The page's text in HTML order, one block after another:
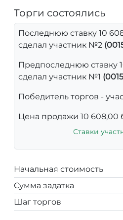
Торги состоялись
Последнюю ставку 10
сделал участник №2
Предпоследнюю ставку
сделал участник №1
Победитель торгов -
Цена продажи 10 608,00
Ставки
Начальная стоимость
Сумма задатка
Шаг торгов